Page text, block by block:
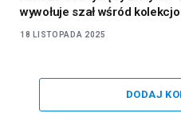
wywołuje szał wśród
18 LISTOPADA 2025
DODAJ